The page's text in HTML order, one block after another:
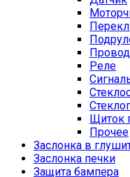
Реле
Щиток
Прочее
Заслонка в
Заслонка печки
Защита бампера